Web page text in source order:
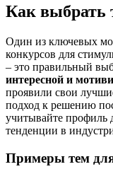
Как выбрать
Один из ключевых
конкурсов для
– это правильный
интересной и
проявили свои
подход к решению
учитывайте профиль
тенденции в
Примеры тем